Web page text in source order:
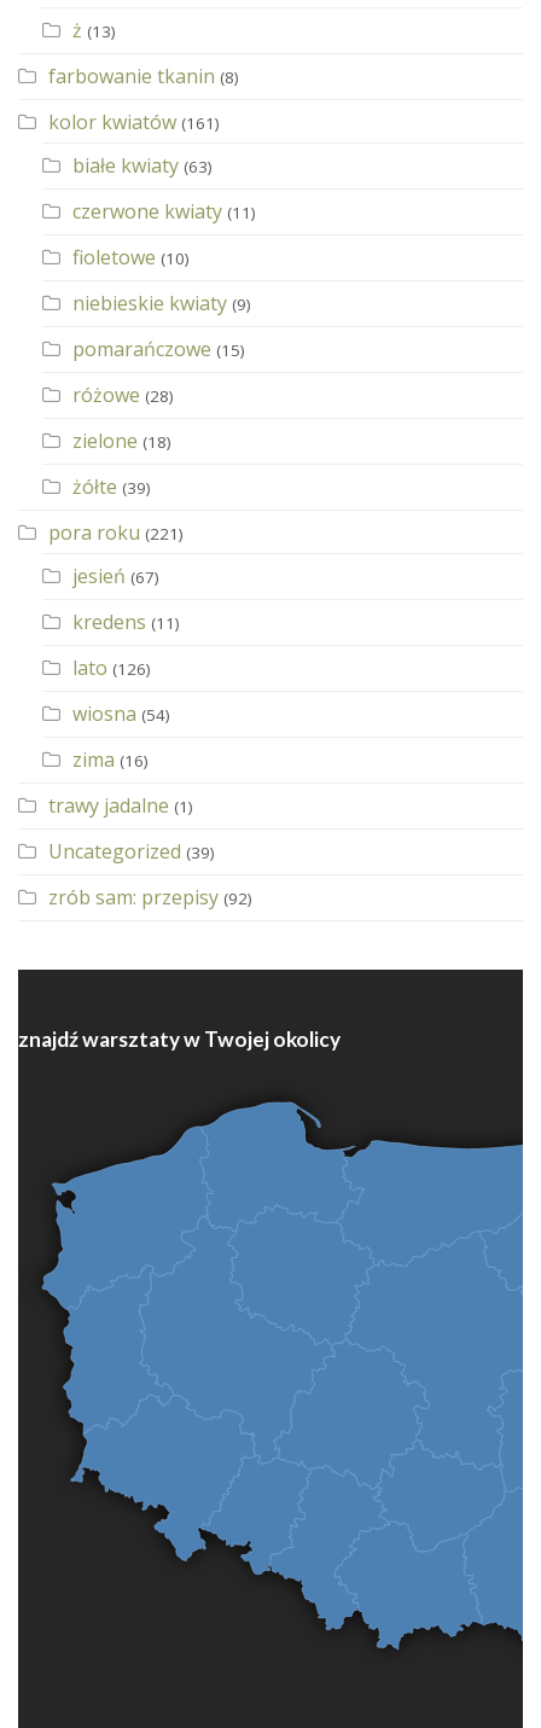
ż (13)
farbowanie tkanin (8)
kolor kwiatów (161)
białe kwiaty (63)
czerwone kwiaty (11)
fioletowe (10)
niebieskie kwiaty (9)
pomarańczowe (15)
różowe (28)
zielone (18)
żółte (39)
pora roku (221)
jesień (67)
kredens (11)
lato (126)
wiosna (54)
zima (16)
trawy jadalne (1)
Uncategorized (39)
zrób sam: przepisy (92)
znajdź warsztaty w Twojej okolicy